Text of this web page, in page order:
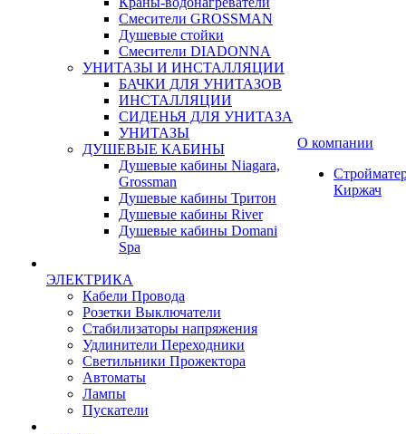
Смесители GROSSMAN
Душевые стойки
Смесители DIADONNA
УНИТАЗЫ И ИНСТАЛЛЯЦИИ
БАЧКИ ДЛЯ УНИТАЗОВ
ИНСТАЛЛЯЦИИ
СИДЕНЬЯ ДЛЯ УНИТАЗА
УНИТАЗЫ
ДУШЕВЫЕ КАБИНЫ
Душевые кабины Niagara,
Grossman
Душевые кабины Тритон
Душевые кабины River
Душевые кабины Domani
Spa
ЭЛЕКТРИКА
Кабели Провода
Розетки Выключатели
Стабилизаторы напряжения
Удлинители Переходники
Светильники Прожектора
Автоматы
Лампы
Пускатели
О компании
Киржач